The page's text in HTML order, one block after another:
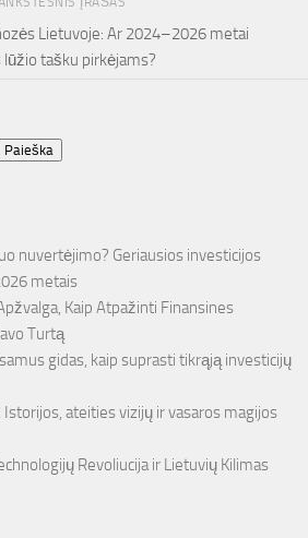
Lietuvoje: Ar 2024–2026 metai
lūžio tašku pirkėjams?
Paieška
nuvertėjimo? Geriausios investicijos
metais
Kaip Atpažinti Finansines
Turtą
gidas, kaip suprasti tikrąją investicijų
ateities vizijų ir vasaros magijos
Revoliucija ir Lietuvių Kilimas